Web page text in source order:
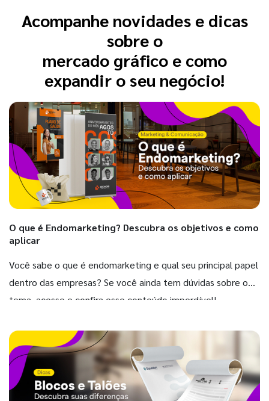
Acompanhe novidades e dicas
sobre o
mercado gráfico e como
expandir o seu negócio!
O que é Endomarketing? Descubra os objetivos e como
aplicar
Você sabe o que é endomarketing e qual seu principal papel
dentro das empresas? Se você ainda tem dúvidas sobre o
tema, acesse e confira esse conteúdo imperdível!